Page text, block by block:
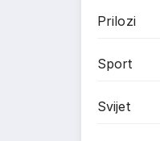
Prilozi
Sport
Svijet